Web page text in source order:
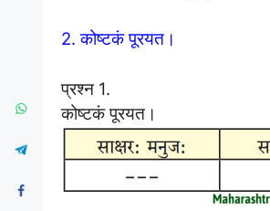
2. कोष्टकं पूरयत।
प्रश्न 1.
कोष्टकं पूरयत।